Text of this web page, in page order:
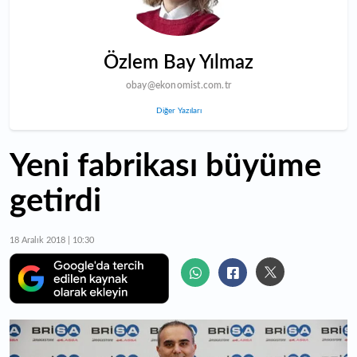
Özlem Bay Yılmaz
obay@ekonomist.com.tr
Diğer Yazıları
Yeni fabrikası büyüme
getirdi
18 Aralık 2018 | 10:30